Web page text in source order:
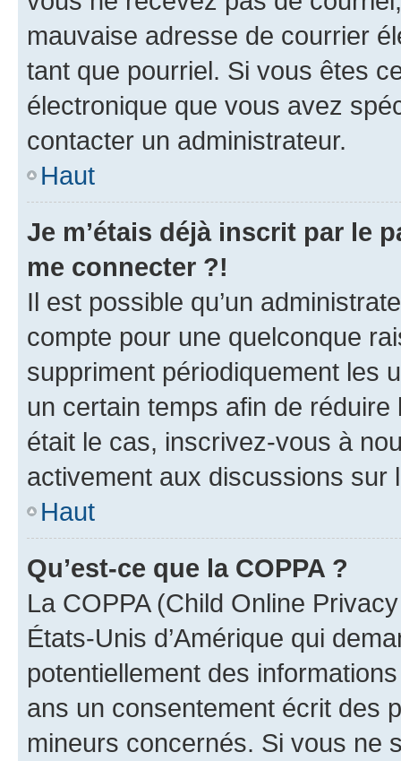
mauvaise adresse de courrier
tant que pourriel. Si vous êtes
électronique que vous avez
contacter un administrateur.
Haut
Je m’étais déjà inscrit par le
me connecter ?!
Il est possible qu’un
compte pour une quelconque
suppriment périodiquement les
un certain temps afin de
était le cas, inscrivez-vous à
activement aux discussions sur
Haut
Qu’est-ce que la COPPA ?
La COPPA (Child Online
États-Unis d’Amérique qui
potentiellement des
ans un consentement écrit des
mineurs concernés. Si vous ne